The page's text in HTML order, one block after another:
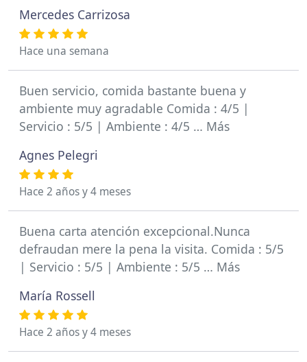
Mercedes Carrizosa
Hace una semana
Buen servicio, comida bastante buena y
ambiente muy agradable Comida : 4/5 |
Servicio : 5/5 | Ambiente : 4/5 … Más
Agnes Pelegri
Hace 2 años y 4 meses
Buena carta atención excepcional.Nunca
defraudan mere la pena la visita. Comida : 5/5
| Servicio : 5/5 | Ambiente : 5/5 … Más
María Rossell
Hace 2 años y 4 meses